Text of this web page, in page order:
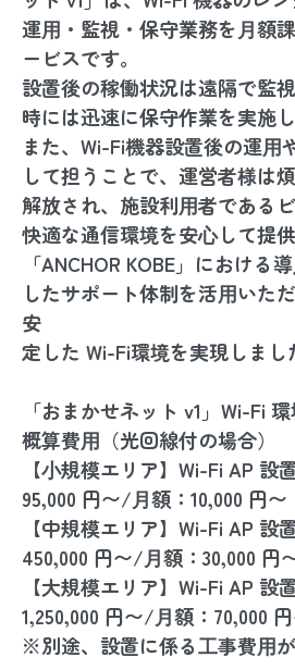
運⽤・監視・保守業務を⽉額
ービスです。
設置後の稼働状況は遠隔で監
時には迅速に保守作業を実施し
また、Wi-Fi機器設置後の運⽤
して担うことで、運営者様は
解放され、施設利⽤者である
快適な通信環境を安⼼して提供
「ANCHOR KOBE」における
したサポート体制を活⽤いた
安
定した Wi-Fi環境を実現しまし
「おまかせネット v1」Wi-Fi
概算費⽤（光回線付の場合）
【⼩規模エリア】Wi-Fi AP 設
95,000 円〜/⽉額：10,000 円〜
【中規模エリア】Wi-Fi AP 設
450,000 円〜/⽉額：30,000 円
【大規模エリア】Wi-Fi AP 設
1,250,000 円〜/⽉額：70,000
※別途、設置に係る⼯事費⽤が